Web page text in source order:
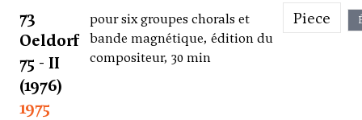
73
Oeldorf
75 - II
(1976)
pour six groupes chorals et
bande magnétique, édition du
compositeur, 30 min
Piece
1975